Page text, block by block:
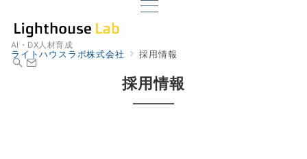
AI・DX人材育成
ライトハウスラボ株式会社 採用情報
採用情報